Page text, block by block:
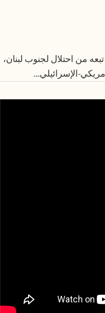
بدأ في قطاع غزة إثر السابع من أكتوبر/ تشرين الأول 2023 وما تبعه من احتلال لجنوب لبنان،
الإسرائيلي...